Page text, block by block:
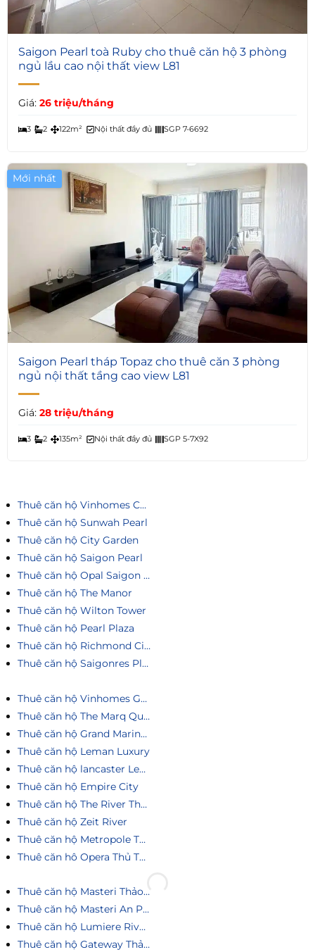
5
Saigon Pearl toà Ruby cho thuê căn hộ 3 phòng
ngủ lầu cao nội thất view L81
Giá: 26 triệu/tháng
3 2 122m² Nội thất đầy đủ SGP 7-6692
Mới nhất Giá Tốt
5
Saigon Pearl tháp Topaz cho thuê căn 3 phòng
ngủ nội thất tầng cao view L81
Giá: 28 triệu/tháng
3 2 135m² Nội thất đầy đủ SGP 5-7X92
Thuê căn hộ Vinhomes Central Park
Thuê căn hộ Sunwah Pearl
Thuê căn hộ City Garden
Thuê căn hộ Saigon Pearl
Thuê căn hộ Opal Saigon Pearl
Thuê căn hộ The Manor
Thuê căn hộ Wilton Tower
Thuê căn hộ Pearl Plaza
Thuê căn hộ Richmond City
Thuê căn hộ Saigonres Plaza
Thuê căn hộ Vinhomes Golden River
Thuê căn hộ The Marq Quận 1
Thuê căn hộ Grand Marina Saigon
Thuê căn hộ Leman Luxury
Thuê căn hộ lancaster Legacy
Thuê căn hộ Empire City
Thuê căn hộ The River Thủ Thiêm
Thuê căn hộ Zeit River
Thuê căn hộ Metropole Thủ Thiêm
Thuê căn hô Opera Thủ Thiêm
Thuê căn hộ Masteri Thảo Điền
Thuê căn hộ Masteri An Phú
Thuê căn hộ Lumiere Riverside
Thuê căn hộ Gateway Thảo Điền